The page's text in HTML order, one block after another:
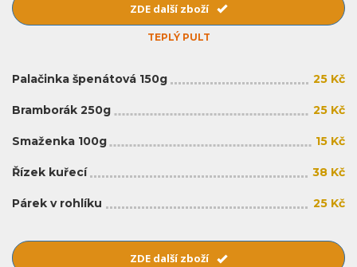
ZDE další zboží
TEPLÝ PULT
Palačinka špenátová 150g 25 Kč
Bramborák 250g 25 Kč
Smaženka 100g 15 Kč
Řízek kuřecí 38 Kč
Párek v rohlíku 25 Kč
ZDE další zboží